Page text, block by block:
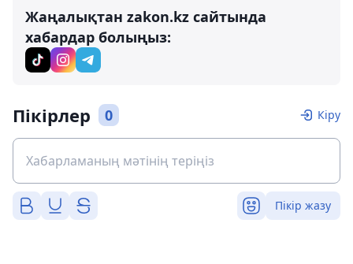
Жаңалықтан zakon.kz сайтында
хабардар болыңыз:
Пікірлер 0 Кіру
Пікір жазу